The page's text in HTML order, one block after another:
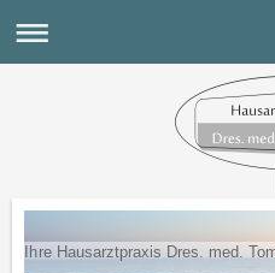
Ihre Hausarztpraxis Dres. med.